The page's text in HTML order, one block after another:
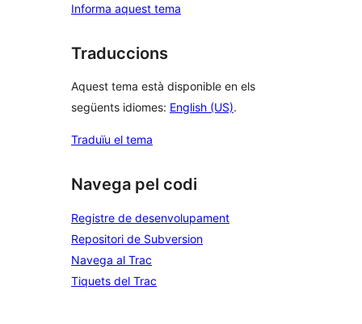
Informa aquest tema
Traduccions
Aquest tema està disponible en els
següents idiomes: English (US).
Traduïu el tema
Navega pel codi
Registre de desenvolupament
Repositori de Subversion
Navega al Trac
Tiquets del Trac